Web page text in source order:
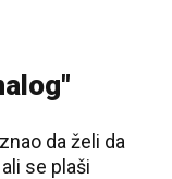
da želi da
se plaši